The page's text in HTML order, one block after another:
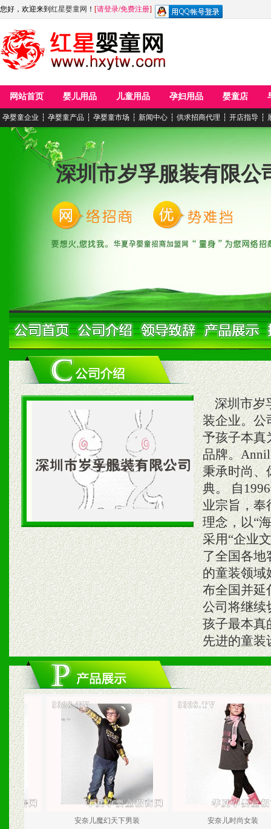
您好，欢迎来到 红星婴童网 ！ [请登录/免费注册]
网站首页 婴儿用品 儿童用品 孕妇用品 婴童店
孕婴童企业 ┆ 孕婴童产品 ┆ 孕婴童市场 ┆ 新闻中心 ┆ 供求招商代理 ┆ 开店指导 ┆
深圳市岁孚服装有限公
深圳市岁
装企业。公
予孩子本真
品牌。
秉承时尚、
典。 自
业宗旨，奉
理念，以“
采用“企业
了全国各地
的童装领域
布全国并延
公司将继续
孩子最本真
先进的童装
安奈儿魔幻天下男装 安奈儿时尚女装